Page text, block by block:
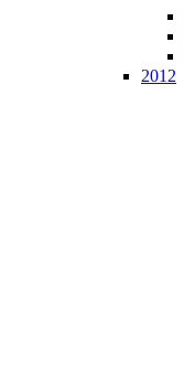
2012